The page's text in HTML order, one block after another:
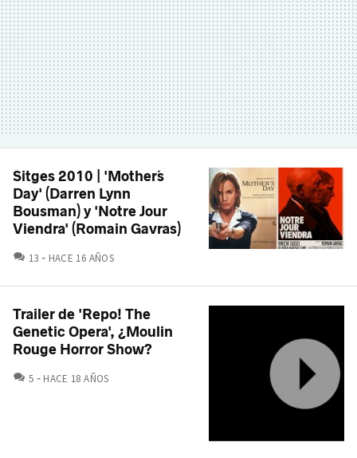
Sitges 2010 | 'Mother´s
Day' (Darren Lynn
Bousman) y 'Notre Jour
Viendra' (Romain Gavras)
13 COMENTARIOS
HACE 16 AÑOS
Trailer de 'Repo! The
Genetic Opera', ¿Moulin
Rouge Horror Show?
5 COMENTARIOS
HACE 18 AÑOS